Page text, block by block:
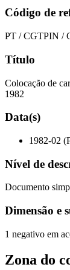
Código de
PT / CGTPIN /
Título
Colocação de
1982
Data(s)
1982-02
Nível de
Documento
Dimensão e
1 negativo em
Zona do